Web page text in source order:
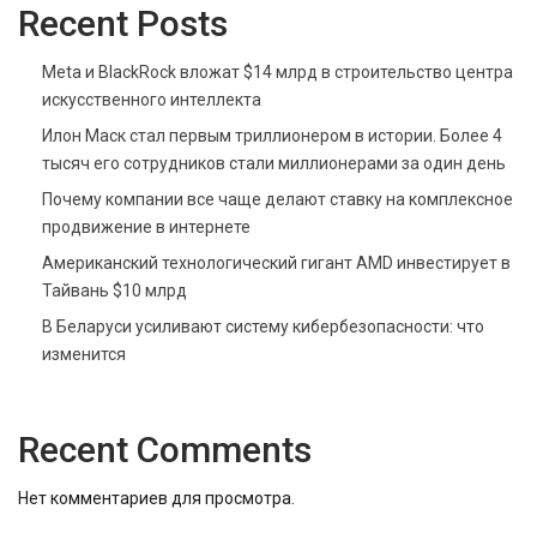
Recent Posts
Meta и BlackRock вложат $14 млрд в строительство центра
искусственного интеллекта
Илон Маск стал первым триллионером в истории. Более 4
тысяч его сотрудников стали миллионерами за один день
Почему компании все чаще делают ставку на комплексное
продвижение в интернете
Американский технологический гигант AMD инвестирует в
Тайвань $10 млрд
В Беларуси усиливают систему кибербезопасности: что
изменится
Recent Comments
Нет комментариев для просмотра.